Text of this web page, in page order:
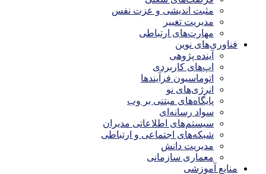
مثبت اندیشی و عزت نفس
مدیریت تغییر
مهارت‌های ارتباطی
فناوری‌های نوین
آینده پژوهی
اپ‌های کاربردی
اتوماسیون فرآیندها
انرژی‌های نو
پایگاه‌های مبتنی بر وب
سواد رسانه‌ای
سیستم‌های اطلاعاتی مدیران
شبکه‌های اجتماعی و ارتباطی
مدیریت دانش
معماری سازمانی
منابع آموزشی